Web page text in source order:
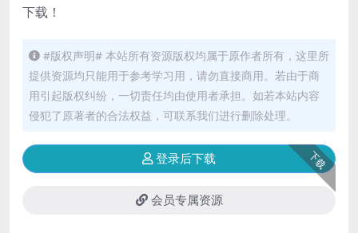
下载！
#版权声明# 本站所有资源版权均属于原作者所有，这里所
提供资源均只能用于参考学习用，请勿直接商用。若由于商
用引起版权纠纷，一切责任均由使用者承担。如若本站内容
侵犯了原著者的合法权益，可联系我们进行删除处理。
下载
登录后下载
会员专属资源